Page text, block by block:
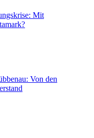
Mit
Von den